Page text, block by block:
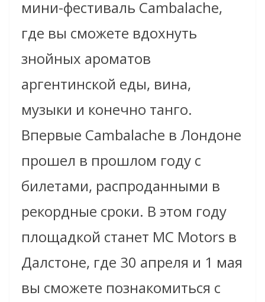
мини-фестиваль Cambalache,
где вы сможете вдохнуть
знойных ароматов
аргентинской еды, вина,
музыки и конечно танго.
Впервые Cambalache в Лондоне
прошел в прошлом году с
билетами, распроданными в
рекордные сроки. В этом году
площадкой станет MC Motors в
Далстоне, где 30 апреля и 1 мая
вы сможете познакомиться с